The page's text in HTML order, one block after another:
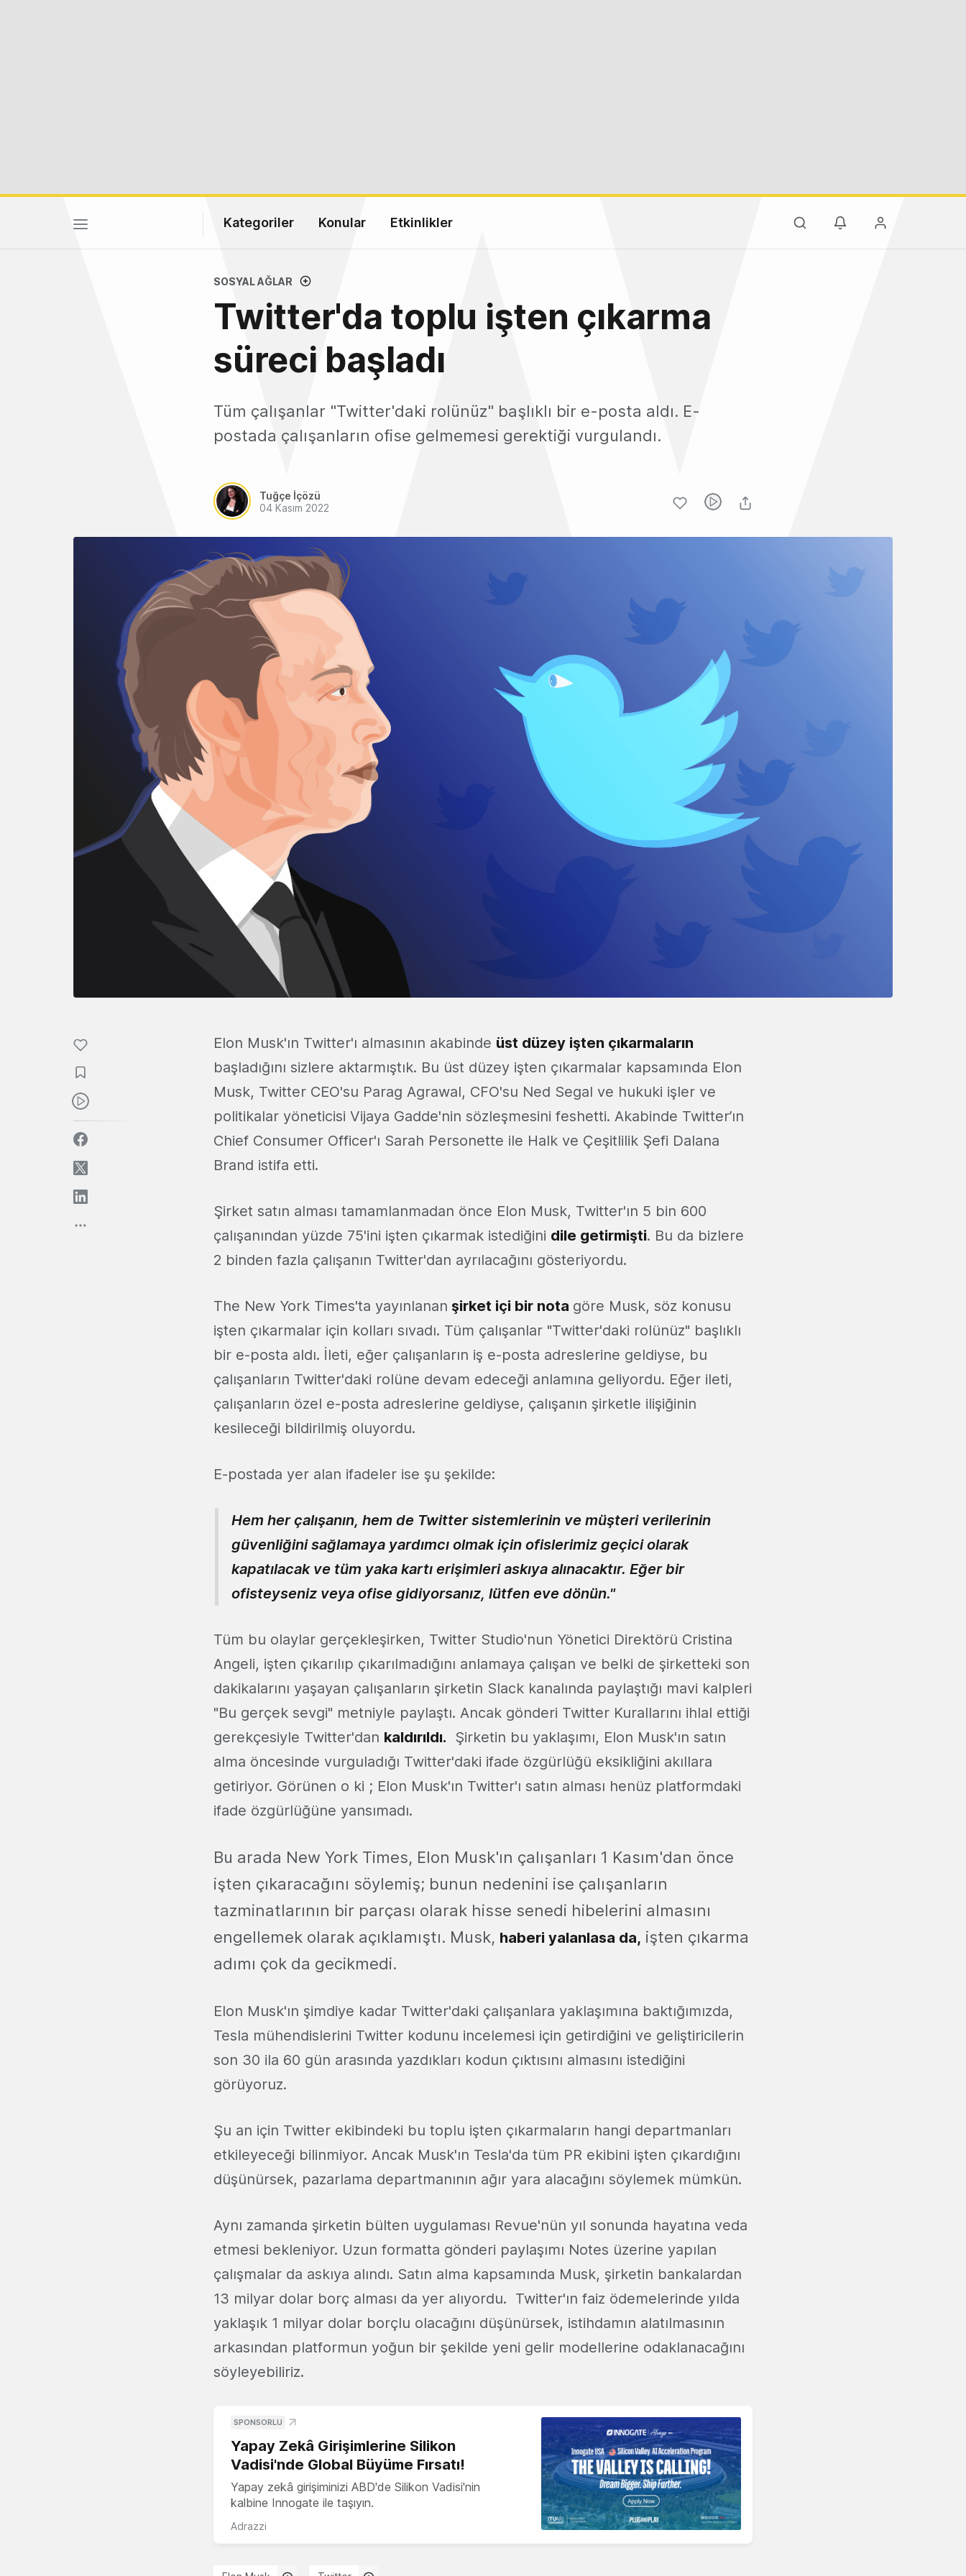
Kategoriler Konular Etkinlikler
SOSYAL AĞLAR
Twitter'da toplu işten çıkarma
süreci başladı
Tüm çalışanlar "Twitter'daki rolünüz" başlıklı bir e-posta aldı. E-
postada çalışanların ofise gelmemesi gerektiği vurgulandı.
Tuğçe İçözü
04 Kasım 2022
Elon Musk'ın Twitter'ı almasının akabinde üst düzey işten çıkarmaların
başladığını sizlere aktarmıştık. Bu üst düzey işten çıkarmalar kapsamında Elon
Musk, Twitter CEO'su Parag Agrawal, CFO'su Ned Segal ve hukuki işler ve
politikalar yöneticisi Vijaya Gadde'nin sözleşmesini feshetti. Akabinde Twitter’ın
Chief Consumer Officer'ı Sarah Personette ile Halk ve Çeşitlilik Şefi Dalana
Brand istifa etti.
Şirket satın alması tamamlanmadan önce Elon Musk, Twitter'ın 5 bin 600
çalışanından yüzde 75'ini işten çıkarmak istediğini dile getirmişti. Bu da bizlere
2 binden fazla çalışanın Twitter'dan ayrılacağını gösteriyordu.
The New York Times'ta yayınlanan şirket içi bir nota göre Musk, söz konusu
işten çıkarmalar için kolları sıvadı. Tüm çalışanlar "Twitter'daki rolünüz" başlıklı
bir e-posta aldı. İleti, eğer çalışanların iş e-posta adreslerine geldiyse, bu
çalışanların Twitter'daki rolüne devam edeceği anlamına geliyordu. Eğer ileti,
çalışanların özel e-posta adreslerine geldiyse, çalışanın şirketle ilişiğinin
kesileceği bildirilmiş oluyordu.
E-postada yer alan ifadeler ise şu şekilde:
Hem her çalışanın, hem de Twitter sistemlerinin ve müşteri verilerinin
güvenliğini sağlamaya yardımcı olmak için ofislerimiz geçici olarak
kapatılacak ve tüm yaka kartı erişimleri askıya alınacaktır. Eğer bir
ofisteyseniz veya ofise gidiyorsanız, lütfen eve dönün."
Tüm bu olaylar gerçekleşirken, Twitter Studio'nun Yönetici Direktörü Cristina
Angeli, işten çıkarılıp çıkarılmadığını anlamaya çalışan ve belki de şirketteki son
dakikalarını yaşayan çalışanların şirketin Slack kanalında paylaştığı mavi kalpleri
"Bu gerçek sevgi" metniyle paylaştı. Ancak gönderi Twitter Kurallarını ihlal ettiği
gerekçesiyle Twitter'dan kaldırıldı. Şirketin bu yaklaşımı, Elon Musk'ın satın
alma öncesinde vurguladığı Twitter'daki ifade özgürlüğü eksikliğini akıllara
getiriyor. Görünen o ki ; Elon Musk'ın Twitter'ı satın alması henüz platformdaki
ifade özgürlüğüne yansımadı.
Bu arada New York Times, Elon Musk'ın çalışanları 1 Kasım'dan önce
işten çıkaracağını söylemiş; bunun nedenini ise çalışanların
tazminatlarının bir parçası olarak hisse senedi hibelerini almasını
engellemek olarak açıklamıştı. Musk, haberi yalanlasa da, işten çıkarma
adımı çok da gecikmedi.
Elon Musk'ın şimdiye kadar Twitter'daki çalışanlara yaklaşımına baktığımızda,
Tesla mühendislerini Twitter kodunu incelemesi için getirdiğini ve geliştiricilerin
son 30 ila 60 gün arasında yazdıkları kodun çıktısını almasını istediğini
görüyoruz.
Şu an için Twitter ekibindeki bu toplu işten çıkarmaların hangi departmanları
etkileyeceği bilinmiyor. Ancak Musk'ın Tesla'da tüm PR ekibini işten çıkardığını
düşünürsek, pazarlama departmanının ağır yara alacağını söylemek mümkün.
Aynı zamanda şirketin bülten uygulaması Revue'nün yıl sonunda hayatına veda
etmesi bekleniyor. Uzun formatta gönderi paylaşımı Notes üzerine yapılan
çalışmalar da askıya alındı. Satın alma kapsamında Musk, şirketin bankalardan
13 milyar dolar borç alması da yer alıyordu. Twitter'ın faiz ödemelerinde yılda
yaklaşık 1 milyar dolar borçlu olacağını düşünürsek, istihdamın alatılmasının
arkasından platformun yoğun bir şekilde yeni gelir modellerine odaklanacağını
söyleyebiliriz.
SPONSORLU
Yapay Zekâ Girişimlerine Silikon
Vadisi'nde Global Büyüme Fırsatı!
Yapay zekâ girişiminizi ABD'de Silikon Vadisi'nin
kalbine Innogate ile taşıyın.
Adrazzi